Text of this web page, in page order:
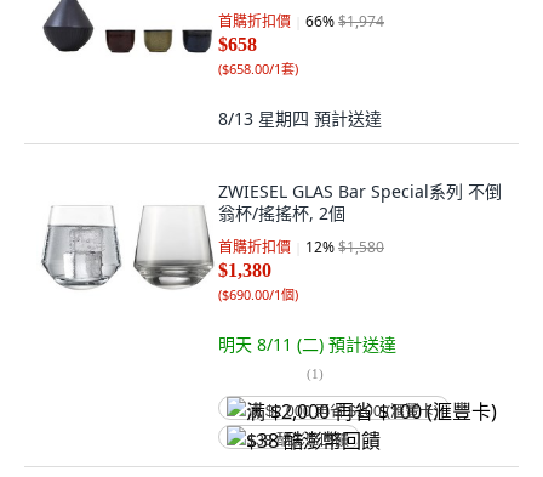
首購折扣價 66%$1,974
$658
($658.00/1套)
8/13 星期四 預計送達
ZWIESEL GLAS Bar Special系列 不倒
翁杯/搖搖杯, 2個
首購折扣價 12%$1,580
$1,380
($690.00/1個)
明天 8/11 (二) 預計送達
(1)
满 $2,000 再省 $100 (滙豐卡)
$38 酷澎幣回饋